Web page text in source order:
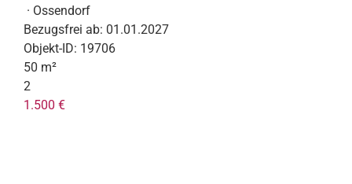
· Ossendorf
Bezugsfrei ab: 01.01.2027
Objekt-ID: 19706
50 m²
2
1.500 €